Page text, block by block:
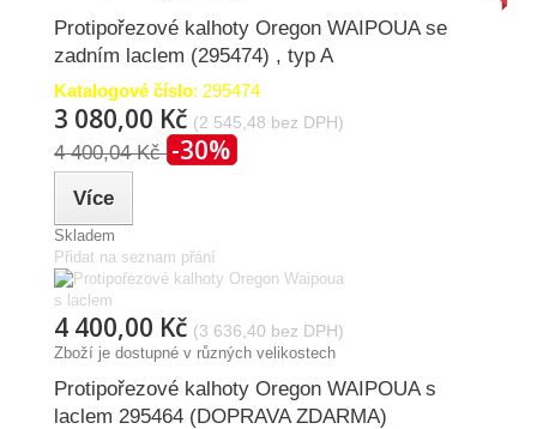
Protipořezové kalhoty Oregon WAIPOUA se
zadním laclem (295474) , typ A
Katalogové číslo: 295474
3 080,00 Kč (2 545,48 bez DPH)
4 400,04 Kč -30%
Více
Skladem
Přidat na seznam přání
4 400,00 Kč (3 636,40 bez DPH)
Zboží je dostupné v různých velikostech
Protipořezové kalhoty Oregon WAIPOUA s
laclem 295464 (DOPRAVA ZDARMA)